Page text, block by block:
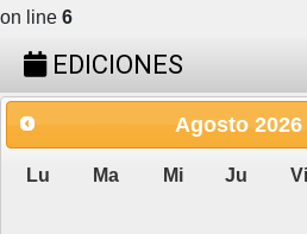
on line 6
EDICIONES
Agosto 2026
Lu Ma Mi Ju Vi